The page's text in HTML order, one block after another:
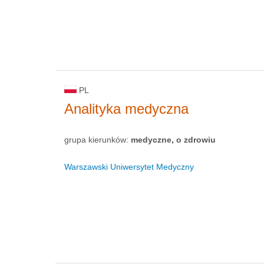
PL
Analityka medyczna
grupa kierunków: medyczne, o zdrowiu
Warszawski Uniwersytet Medyczny